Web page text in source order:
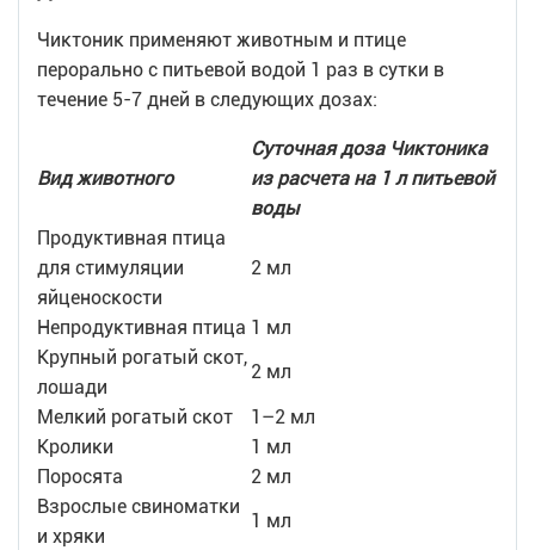
Чиктоник применяют животным и птице
перорально с питьевой водой 1 раз в сутки в
течение 5-7 дней в следующих дозах:
Вид животного
Суточная доза Чиктоника
из расчета на 1 л питьевой
воды
Продуктивная птица
для стимуляции
яйценоскости
2 мл
Непродуктивная птица 1 мл
Крупный рогатый скот,
лошади
2 мл
Мелкий рогатый скот
1–2 мл
Кролики
1 мл
Поросята
2 мл
Взрослые свиноматки
и хряки
1 мл